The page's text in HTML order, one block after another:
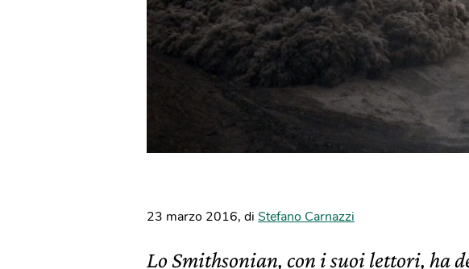
23 marzo 2016, di Stefano Carnazzi
Lo Smithsonian, con i suoi lettori, ha